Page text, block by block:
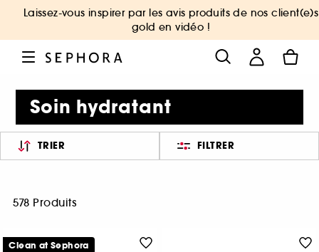
Laissez-vous inspirer par les avis produits de nos client(e)s
gold en vidéo !
Soin hydratant
TRIER FILTRER
578 Produits
Clean at Sephora